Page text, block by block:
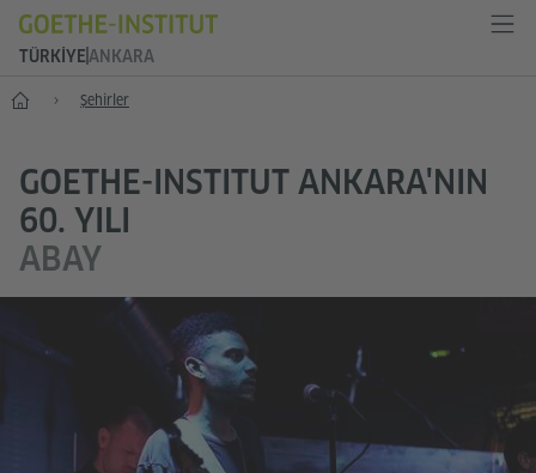
TÜRKIYE ANKARA
Anasayfa Şehirler
GOETHE-INSTITUT ANKARA'NIN
60. YILI
ABAY